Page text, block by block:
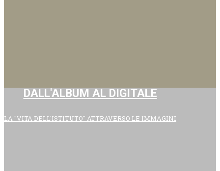
DALL'ALBUM AL DIGITALE
LA "VITA DELL'ISTITUTO" ATTRAVERSO LE IMMAGINI